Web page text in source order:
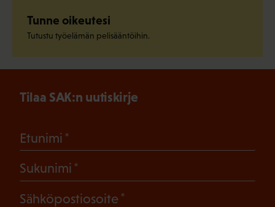
Tunne oikeutesi
Tutustu työelämän pelisääntöihin.
Tilaa SAK:n uutiskirje
Etunimi
Sukunimi
Sähköpostiosoite